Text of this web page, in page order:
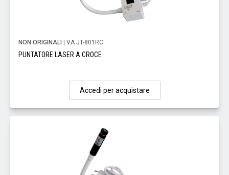
NON ORIGINALI | VA JT-801RC
PUNTATORE LASER A CROCE
Accedi per acquistare